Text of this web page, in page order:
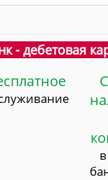
- дебетовая